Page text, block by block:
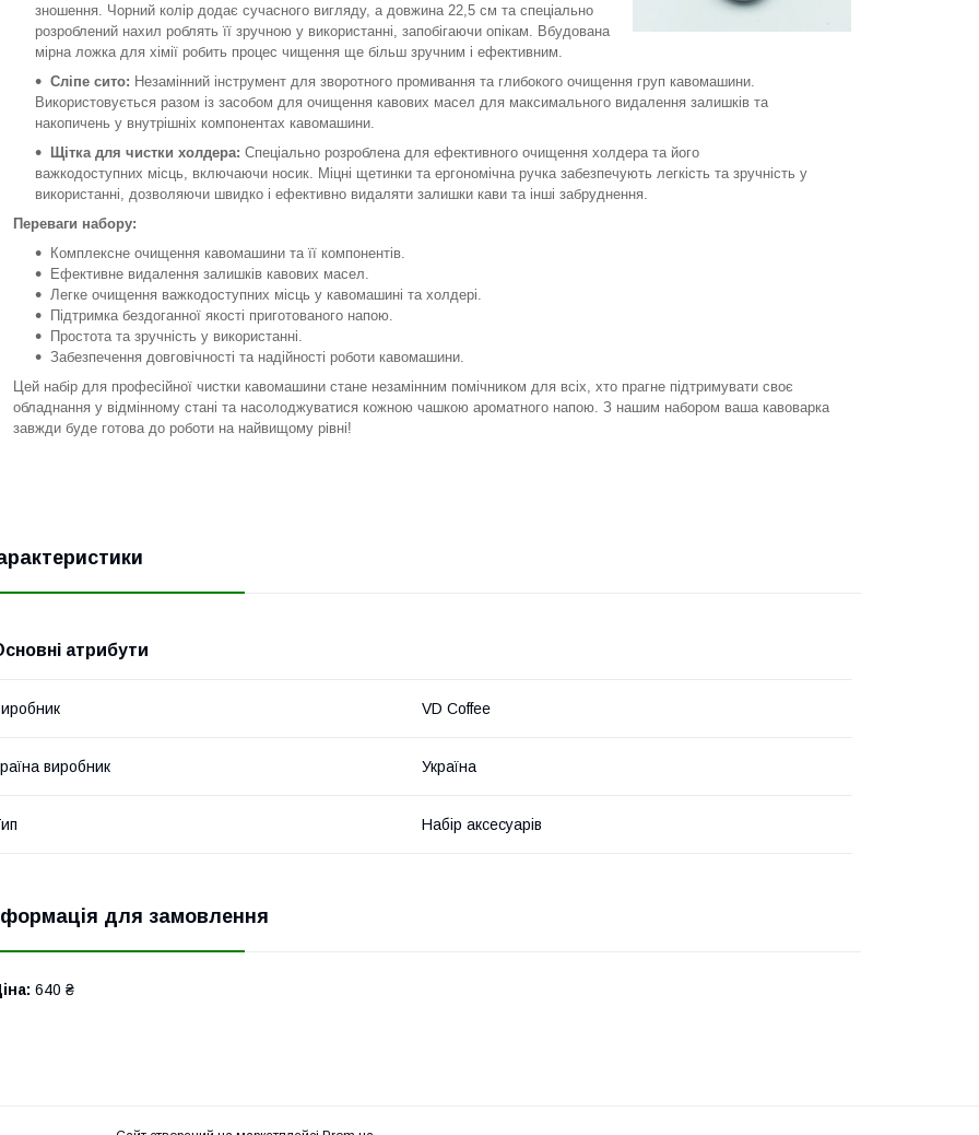
зношення. Чорний колір додає сучасного вигляду, а довжина 22,5 см та спеціально
розроблений нахил роблять її зручною у використанні, запобігаючи опікам. Вбудована
мірна ложка для хімії робить процес чищення ще більш зручним і ефективним.
Сліпе сито: Незамінний інструмент для зворотного промивання та глибокого очищення груп кавомашини.
Використовується разом із засобом для очищення кавових масел для максимального видалення залишків та
накопичень у внутрішніх компонентах кавомашини.
Щітка для чистки холдера: Спеціально розроблена для ефективного очищення холдера та його
важкодоступних місць, включаючи носик. Міцні щетинки та ергономічна ручка забезпечують легкість та зручність у
використанні, дозволяючи швидко і ефективно видаляти залишки кави та інші забруднення.
Переваги набору:
Комплексне очищення кавомашини та її компонентів.
Ефективне видалення залишків кавових масел.
Легке очищення важкодоступних місць у кавомашині та холдері.
Підтримка бездоганної якості приготованого напою.
Простота та зручність у використанні.
Забезпечення довговічності та надійності роботи кавомашини.
Цей набір для професійної чистки кавомашини стане незамінним помічником для всіх, хто прагне підтримувати своє
обладнання у відмінному стані та насолоджуватися кожною чашкою ароматного напою. З нашим набором ваша кавоварка
завжди буде готова до роботи на найвищому рівні!
атрибути
VD Coffee
виробник Україна
Набір аксесуарів
для замовлення
640 ₴